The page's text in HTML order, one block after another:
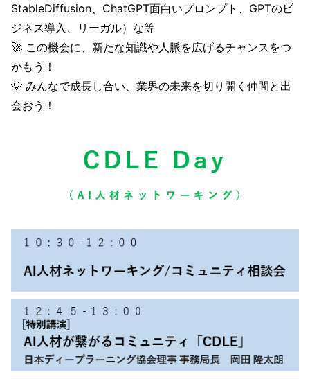
StableDiffusion、ChatGPT面白いプロンプト、GPTのビ
ジネス導入、リーガル）な等
🚀 この機会に、新たな知識や人脈を広げるチャンスをつ
かもう！
💡 みんなで成長し合い、業界の未来を切り開く仲間と出
会おう！